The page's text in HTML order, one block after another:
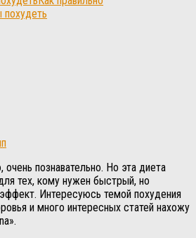
похудеть
очень познавательно. Но эта диета
тех, кому нужен быстрый, но
Интересуюсь темой похудения
и много интересных статей нахожу